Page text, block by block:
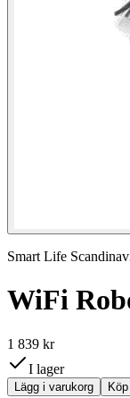
Smart Life
WiFi
1 839 kr
I lager
Lägg i varukorg